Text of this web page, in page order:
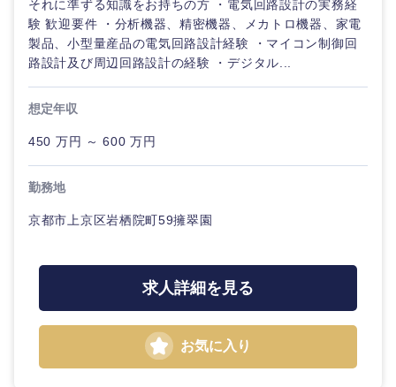
それに準ずる知識をお持ちの方 ・電気回路設計の実務経
験 歓迎要件 ・分析機器、精密機器、メカトロ機器、家電
製品、小型量産品の電気回路設計経験 ・マイコン制御回
路設計及び周辺回路設計の経験 ・デジタル...
想定年収
450 万円 ～ 600 万円
勤務地
京都市上京区岩栖院町59擁翠園
求人詳細を見る
お気に入り